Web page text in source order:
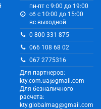
пн-пт с 9:00 до 19:00
сб с 10:00 до 15:00
вс выходной
0 800 331 875
066 108 68 02
067 2775316
Для партнеров:
kty.com.ua@gmail.com
Для безналичного
расчета:
kty.globalmag@gmail.com